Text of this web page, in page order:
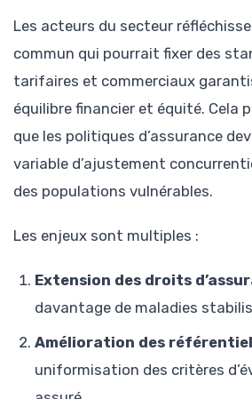
Les acteurs du secteur
commun qui pourrait fixer des
tarifaires et commerciaux
équilibre financier et équité. Cela
que les politiques d’assurance
variable d’ajustement
des populations vulnérables.
Les enjeux sont multiples :
Extension des droits
davantage de maladies
Amélioration des
uniformisation des critères